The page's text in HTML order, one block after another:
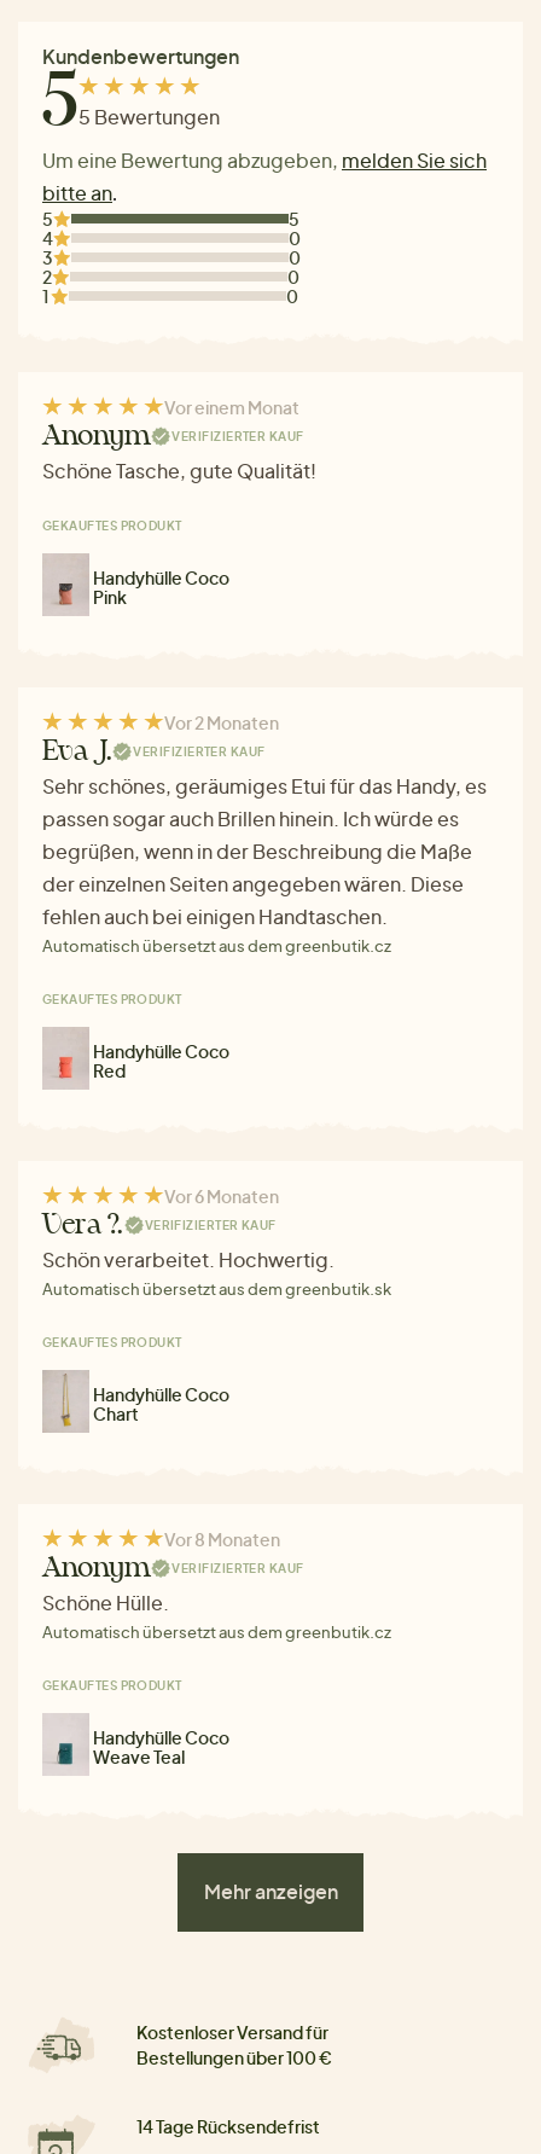
Kundenbewertungen
55 Bewertungen
Um eine Bewertung abzugeben, melden Sie sich
bitte an.
5
5
4
0
3
0
2
0
1
0
Vor einem Monat
Anonym VERIFIZIERTER KAUF
Schöne Tasche, gute Qualität!
GEKAUFTES PRODUKT
Handyhülle Coco
Pink
Vor 2 Monaten
Eva J. VERIFIZIERTER KAUF
Sehr schönes, geräumiges Etui für das Handy, es
passen sogar auch Brillen hinein. Ich würde es
begrüßen, wenn in der Beschreibung die Maße
der einzelnen Seiten angegeben wären. Diese
fehlen auch bei einigen Handtaschen.
Automatisch übersetzt aus dem greenbutik.cz
GEKAUFTES PRODUKT
Handyhülle Coco
Red
Vor 6 Monaten
Vera ?. VERIFIZIERTER KAUF
Schön verarbeitet. Hochwertig.
Automatisch übersetzt aus dem greenbutik.sk
GEKAUFTES PRODUKT
Handyhülle Coco
Chart
Vor 8 Monaten
Anonym VERIFIZIERTER KAUF
Schöne Hülle.
Automatisch übersetzt aus dem greenbutik.cz
GEKAUFTES PRODUKT
Handyhülle Coco
Weave Teal
Mehr anzeigen
Kostenloser Versand für
Bestellungen über 100 €
14 Tage Rücksendefrist